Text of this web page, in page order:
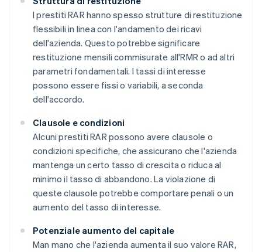
I prestiti RAR hanno spesso strutture di restituzione
flessibili in linea con l'andamento dei ricavi
dell'azienda. Questo potrebbe significare
restituzione mensili commisurate all'RMR o ad altri
parametri fondamentali. I tassi di interesse
possono essere fissi o variabili, a seconda
dell'accordo.
Clausole e condizioni
Alcuni prestiti RAR possono avere clausole o
condizioni specifiche, che assicurano che l'azienda
mantenga un certo tasso di crescita o riduca al
minimo il tasso di abbandono. La violazione di
queste clausole potrebbe comportare penali o un
aumento del tasso di interesse.
Potenziale aumento del capitale
Man mano che l'azienda aumenta il suo valore RAR,